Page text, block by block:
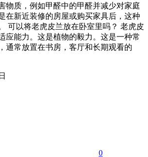
物质，例如甲醛中的甲醛并减少对家庭
在新近装修的房屋或购买家具后，这种
可以将老虎皮兰放在卧室里吗？ 老虎皮
应能力。这是植物的毅力。这是一种常
通常放置在书房，客厅和长期观看的
0